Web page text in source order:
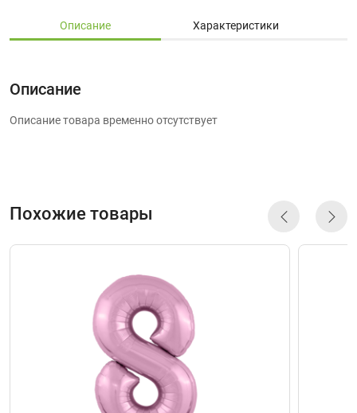
Описание Характеристики
Описание
Описание товара временно отсутствует
Похожие товары